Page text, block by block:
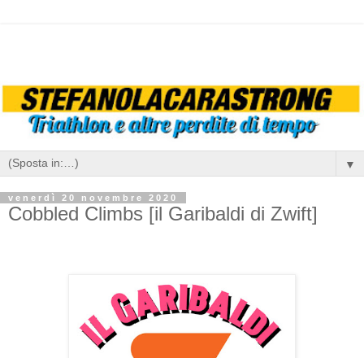
▼
venerdì 20 novembre 2020
Cobbled Climbs [il Garibaldi di Zwift]